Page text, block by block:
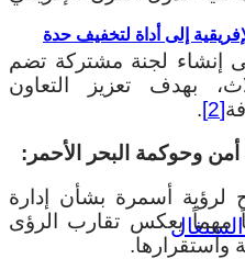
إلى أداة لتخفيف حدة
إنشاء لجنة مشتركة تضم
بهدف تعزيز التعاون
[2]
.
لرؤية أسمرة بشأن إدارة
مهماً يعكس تقارب الرؤى
واستقرارها.